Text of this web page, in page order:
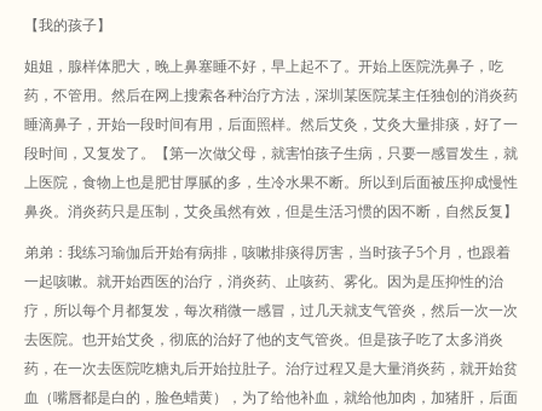
【我的孩子】
姐姐，腺样体肥大，晚上鼻塞睡不好，早上起不了。开始上医院洗鼻子，吃
药，不管用。然后在网上搜索各种治疗方法，深圳某医院某主任独创的消炎药
睡滴鼻子，开始一段时间有用，后面照样。然后艾灸，艾灸大量排痰，好了一
段时间，又复发了。【第一次做父母，就害怕孩子生病，只要一感冒发生，就
上医院，食物上也是肥甘厚腻的多，生冷水果不断。所以到后面被压抑成慢性
鼻炎。消炎药只是压制，艾灸虽然有效，但是生活习惯的因不断，自然反复】
弟弟：我练习瑜伽后开始有病排，咳嗽排痰得厉害，当时孩子5个月，也跟着
一起咳嗽。就开始西医的治疗，消炎药、止咳药、雾化。因为是压抑性的治
疗，所以每个月都复发，每次稍微一感冒，过几天就支气管炎，然后一次一次
去医院。也开始艾灸，彻底的治好了他的支气管炎。但是孩子吃了太多消炎
药，在一次去医院吃糖丸后开始拉肚子。治疗过程又是大量消炎药，就开始贫
血（嘴唇都是白的，脸色蜡黄），为了给他补血，就给他加肉，加猪肝，后面